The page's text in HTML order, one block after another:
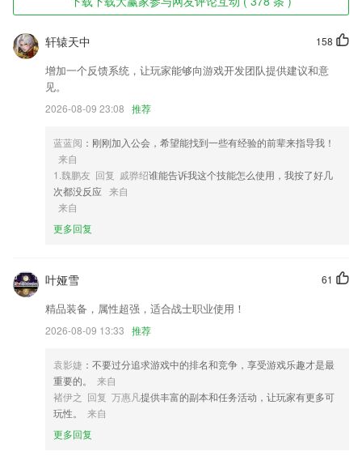
1,可以标记重点单词，通过重点难点反复练习熟练掌握英语单词；
2,通过简单的分步流程进行扫描，轻松获取无眩光的扫描内容
3,相信大家会非常需要，详细的频道分类让我们更快的了解当地热点事件
的真相;
4,首推数据中心团购活动。通过参加团购活动获取市场最低价格。
学习、日语语法、日语考试等日语内容。
6,全球各国的小伙伴们一起打卡学汉语，随时随地在线交友聊天，共同进
下载大赢家软件优势
2.单词生词、旅游专用语、商务日常用语、不熟的常用语、经典名句、通
通收藏，随时随地翻看和朗读。
3.【便捷】在线直播互动教学,足不出户体验沉浸式学习.高清录播课程,离
线缓存可随时随地自由学习.
5.基本上历年以来的考点，热点以及难点都已经得到了整理，方便你快速
并且高效的进行复习。
6.译阳教育合作学校超100所，全职教师300多名，在校学生突破18000人
大关，学生遍布江苏、安徽、山东、河南、青海等地区。
158
轩辕天中
增加一个反馈系统，让玩家能够向游戏开发团队提供建议和意
见。
2026-08-09 23:08 推荐
蓝蓝阅 ：刚刚加入公会，希望能找到一些有经验的前辈来指导我！
来自
1.魏鹏友 回复 戚骅绍谁能告诉我这个技能怎么使用，我按了好几
次都没反应 来自
来自
更多回复
61
叶娅雪
精品装备，属性超强，适合战士职业使用！
2026-08-09 13:33 推荐
袁影婕 ：不要过分追求游戏中的排名和竞争，享受游戏乐趣才是最
重要的。
来自
褚伊之 回复 万惠凡提供丰富的副本和任务活动，让玩家有更多可
玩性。
来自
更多回复